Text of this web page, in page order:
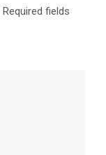
Required fields